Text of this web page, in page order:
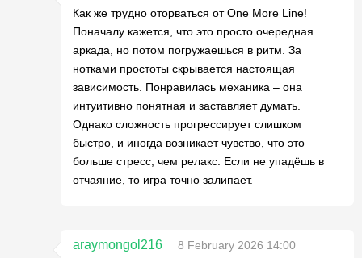
Как же трудно оторваться от One More Line!
Поначалу кажется, что это просто очередная
аркада, но потом погружаешься в ритм. За
нотками простоты скрывается настоящая
зависимость. Понравилась механика – она
интуитивно понятная и заставляет думать.
Однако сложность прогрессирует слишком
быстро, и иногда возникает чувство, что это
больше стресс, чем релакс. Если не упадёшь в
отчаяние, то игра точно залипает.
araymongol216
8 February 2026 14:00